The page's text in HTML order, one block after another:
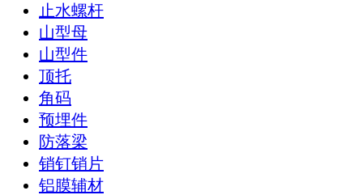
止水螺杆
山型母
山型件
顶托
角码
预埋件
防落梁
销钉销片
铝膜辅材